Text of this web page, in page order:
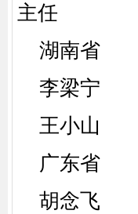
主任
湖南省
李梁宁 湖
王小山
广东省
胡念飞